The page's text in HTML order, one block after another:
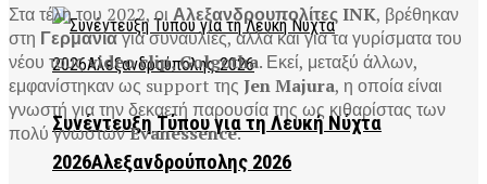
Συνέντευξη Τύπου για τη Λευκή Νύχτα
2026Αλεξανδρούπολης 2026
Στα τέλη του 2022, οι Αλεξανδρουπολίτες INK, βρέθηκαν
στη Γερμανίαγια συναυλίες, αλλά και για τα γυρίσματα του
νέου τουςvideo clip, Golgotha. Εκεί, μεταξύ άλλων,
εμφανίστηκαν ως support της Jen Majura, η οποία είναι
γνωστή για την δεκαετή παρουσία της ως κιθαρίστας των
πολύ γνωστώνEvanessence.